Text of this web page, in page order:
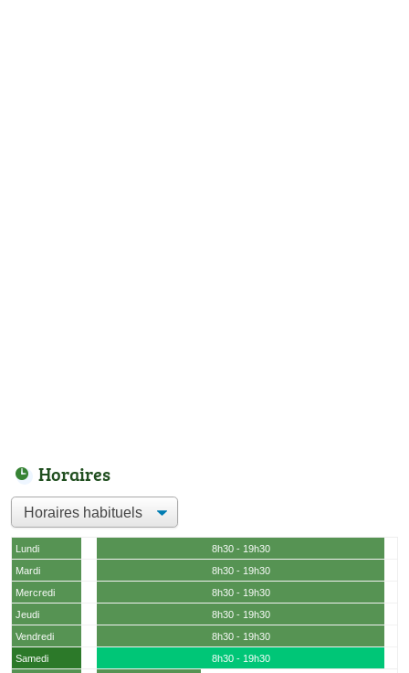
Horaires
Lundi
8h30 - 19h30
Mardi
8h30 - 19h30
Mercredi
8h30 - 19h30
Jeudi
8h30 - 19h30
Vendredi
8h30 - 19h30
Samedi
8h30 - 19h30